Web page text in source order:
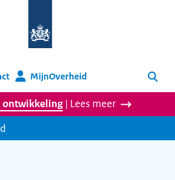
homepage
MijnOverheid Zoeken
ontwikkeling | Lees meer